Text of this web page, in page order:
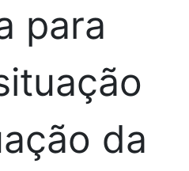
para
da